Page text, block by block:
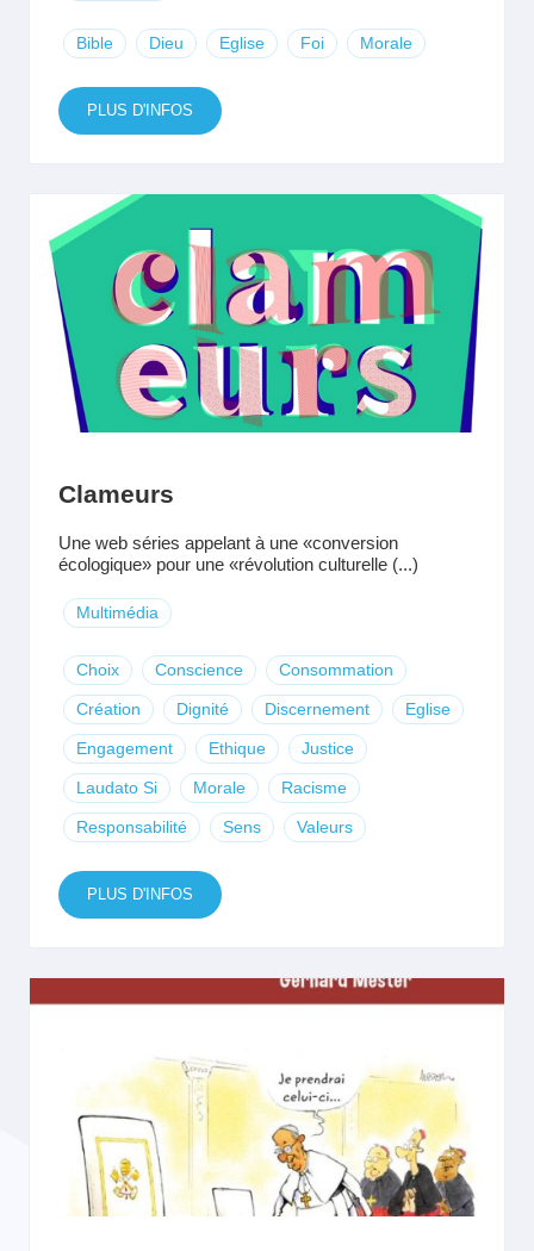
Bible Dieu Eglise Foi Morale
PLUS D'INFOS
Clameurs
Une web séries appelant à une «conversion
écologique» pour une «révolution culturelle (...)
Multimédia
Choix Conscience Consommation
Création Dignité Discernement Eglise
Engagement Ethique Justice
Laudato Si Morale Racisme
Responsabilité Sens Valeurs
PLUS D'INFOS